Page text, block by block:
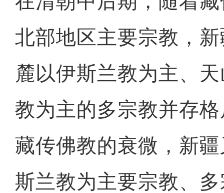
北部地区主要宗教，
麓以伊斯兰教为主、
教为主的多宗教并存
藏传佛教的衰微，新
斯兰教为主要宗教、